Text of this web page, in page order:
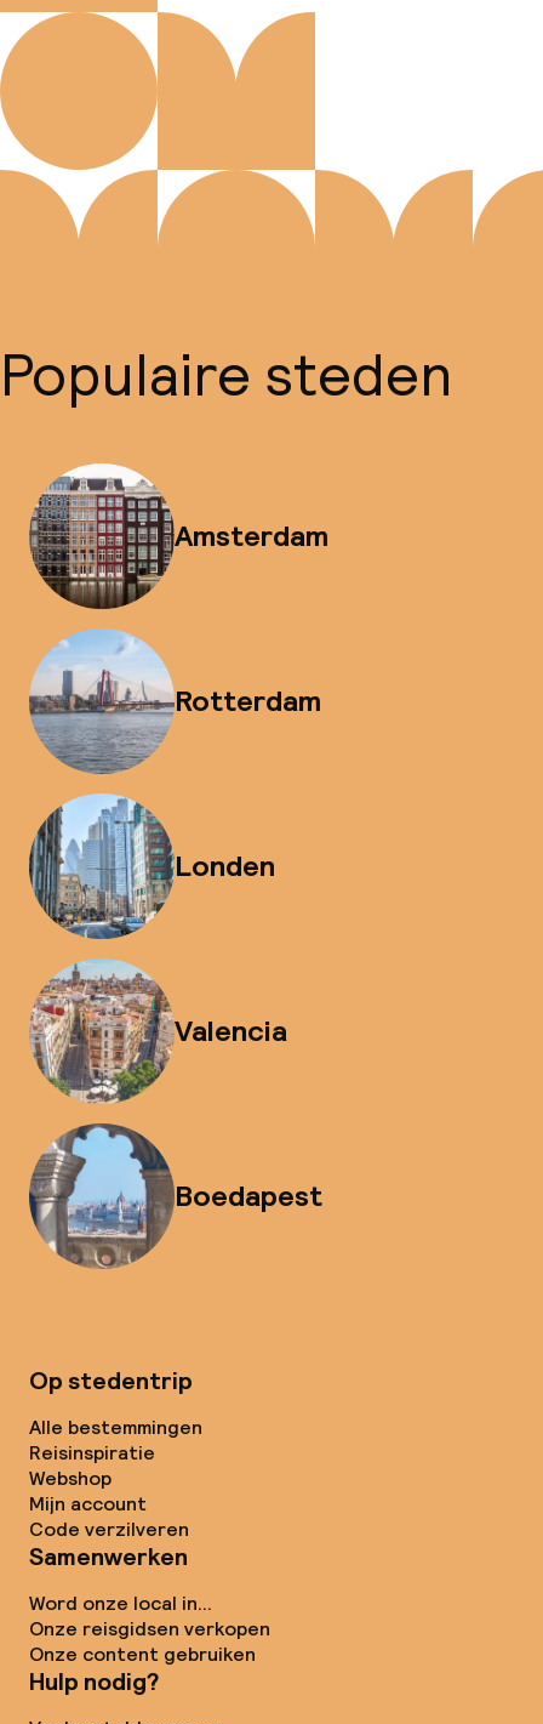
Populaire steden
Amsterdam
Rotterdam
Londen
Valencia
Boedapest
Op stedentrip
Alle bestemmingen
Reisinspiratie
Webshop
Mijn account
Code verzilveren
Samenwerken
Word onze local in...
Onze reisgidsen verkopen
Onze content gebruiken
Hulp nodig?